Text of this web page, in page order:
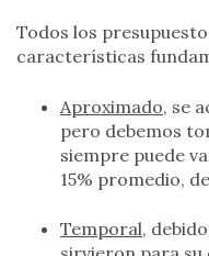
Todos los
características
Aproximado, se
pero debemos
siempre puede
15% promedio,
Temporal,